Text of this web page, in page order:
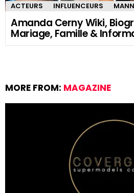
ACTEURS INFLUENCEURS
Amanda Cerny Wiki,
Mariage, Famille &
MORE FROM: MAGAZINE